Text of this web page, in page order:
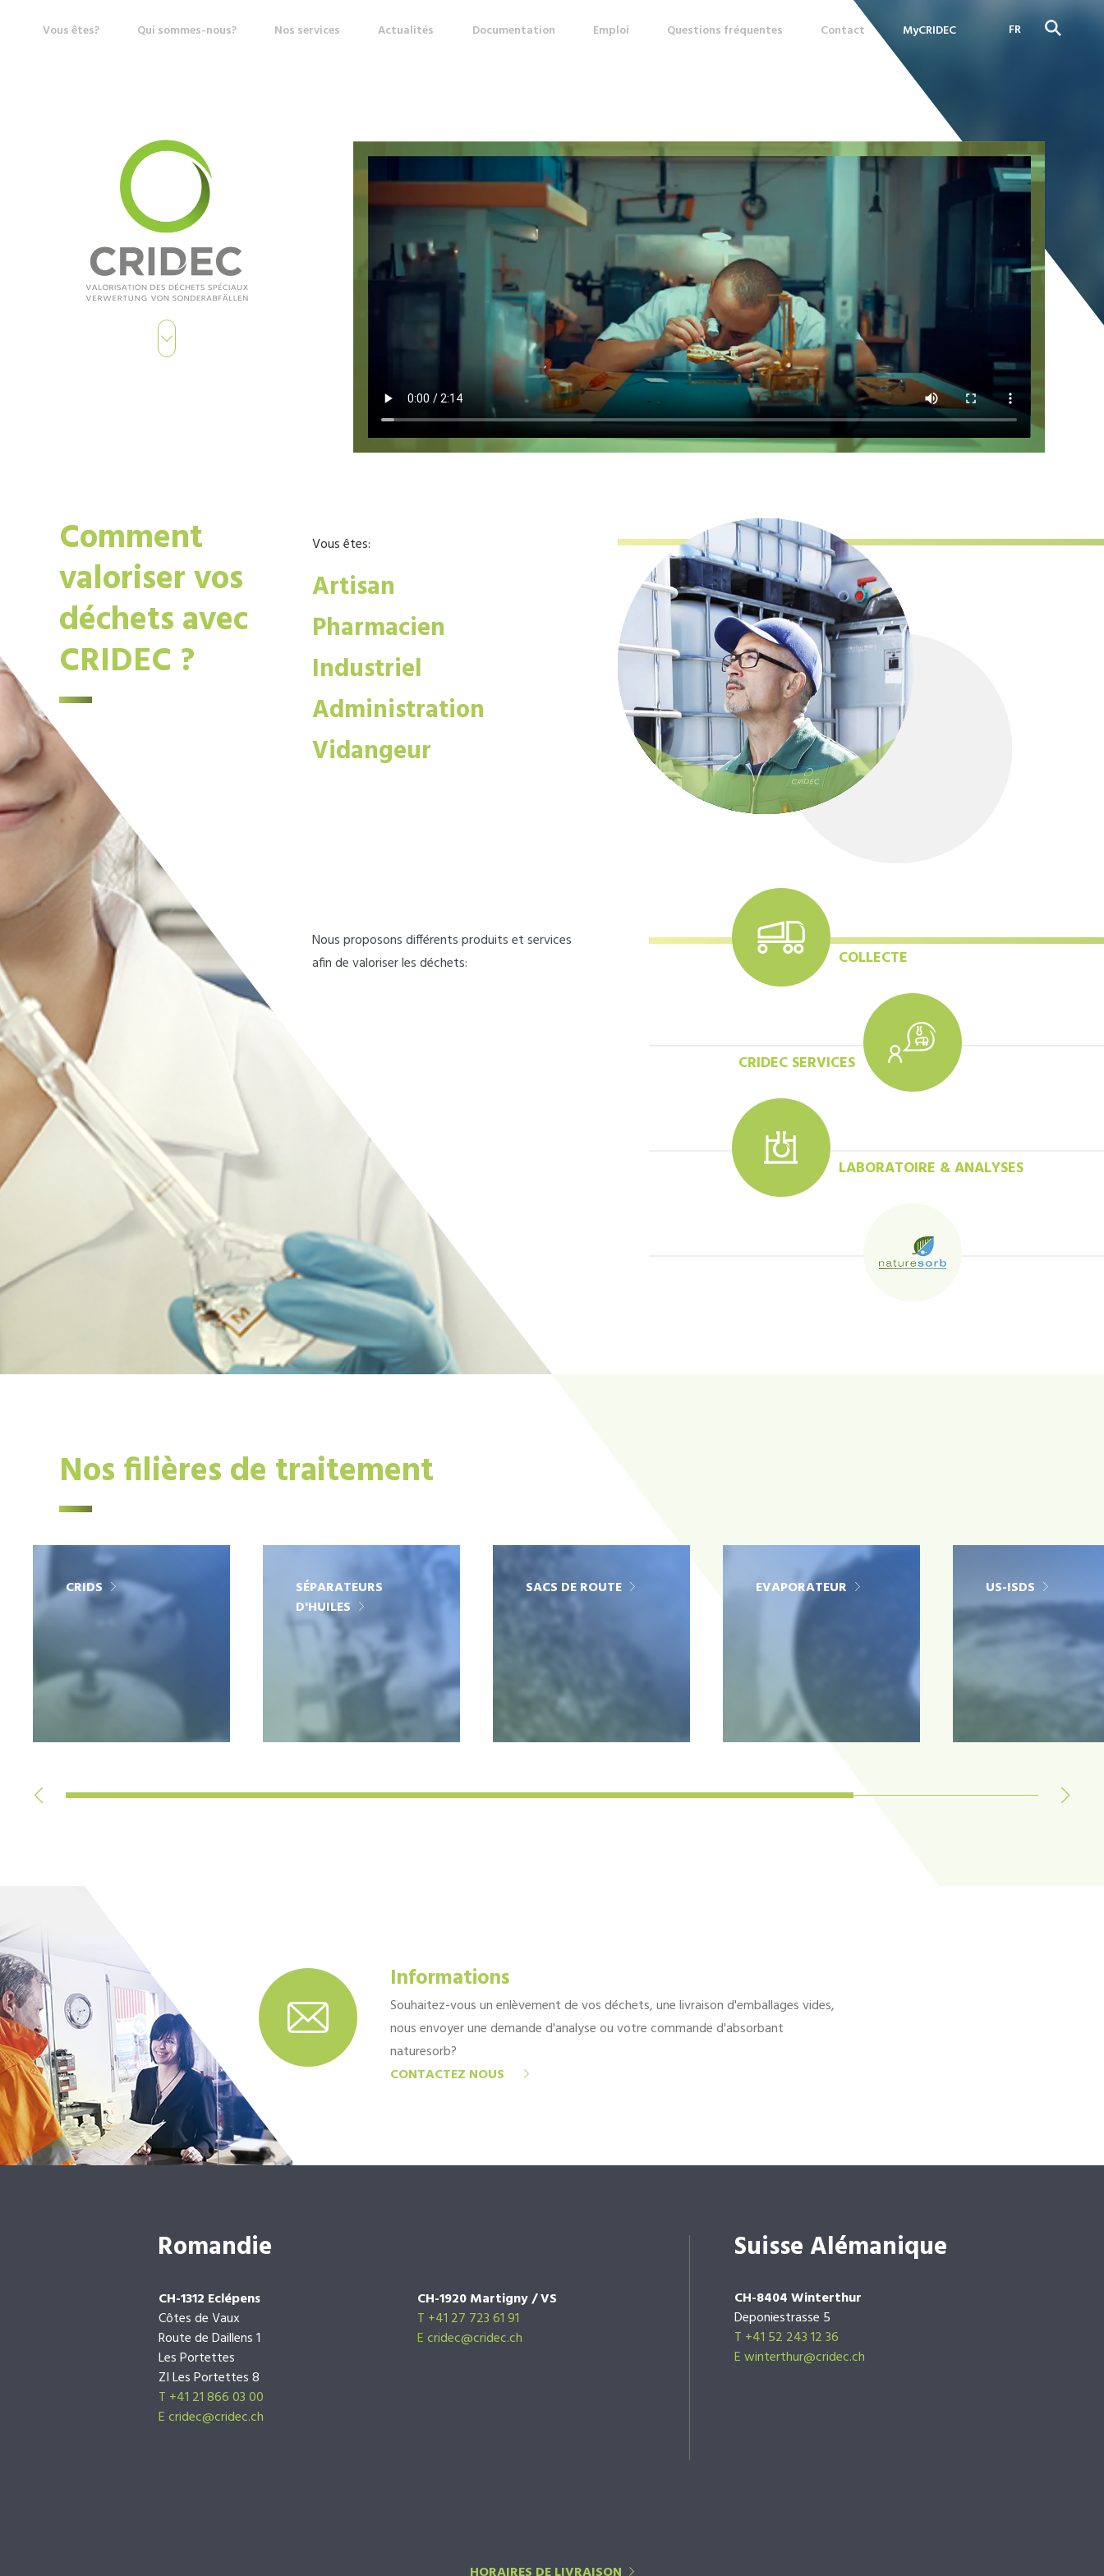
Vous êtes? Qui sommes-nous? Nos services Actualités Documentation Emploi Questions fréquentes Contact MyCRIDEC
FR
Comment
valoriser vos
déchets avec
CRIDEC ?
Vous êtes:
Artisan
Pharmacien
Industriel
Administration
Vidangeur
Nous proposons différents produits et services
afin de valoriser les déchets:
COLLECTE
CRIDEC SERVICES
LABORATOIRE & ANALYSES
Nos filières de traitement
CRIDS
SÉPARATEURS
D'HUILES
SACS DE ROUTE EVAPORATEUR US-ISDS
Informations
Souhaitez-vous un enlèvement de vos déchets, une livraison d'emballages vides,
nous envoyer une demande d'analyse ou votre commande d'absorbant
naturesorb?
CONTACTEZ NOUS
Romandie
CH-1312 Eclépens
Côtes de Vaux
Route de Daillens 1
Les Portettes
ZI Les Portettes 8
T +41 21 866 03 00
Ecridec@cridec.ch
CH-1920 Martigny / VS
T +41 27 723 61 91
Ecridec@cridec.ch
Suisse Alémanique
CH-8404 Winterthur
Deponiestrasse 5
T +41 52 243 12 36
E winterthur@cridec.ch